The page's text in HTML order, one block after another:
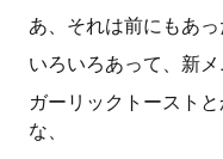
あ、それは前にもあっ
いろいろあって、新メ
ガーリックトースト
な、